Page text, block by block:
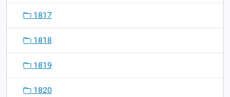
1817
1818
1819
1820